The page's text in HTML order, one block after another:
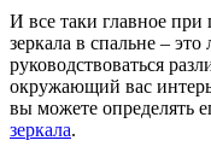
И все таки главное
зеркала в спальне –
руководствоваться
окружающий вас
вы можете определять
зеркала.